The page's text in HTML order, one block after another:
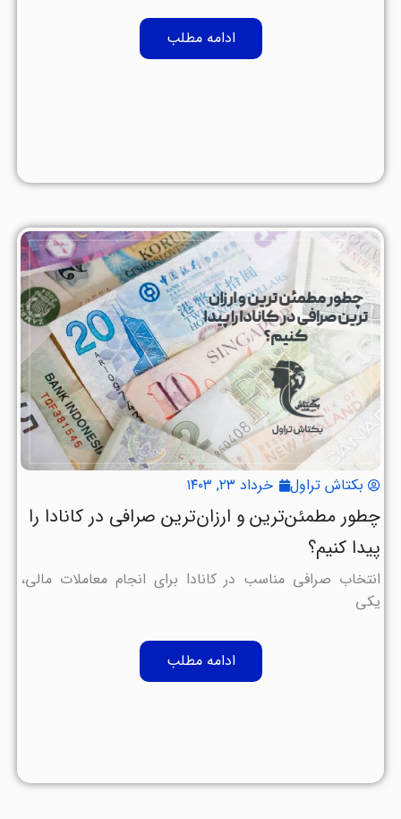
ادامه مطلب
بکتاش تراول خرداد ۲۳, ۱۴۰۳
چطور مطمئن‌ترین و ارزان‌ترین صرافی در کانادا را
پیدا کنیم؟
انتخاب صرافی مناسب در کانادا برای انجام معاملات مالی،
یکی
ادامه مطلب